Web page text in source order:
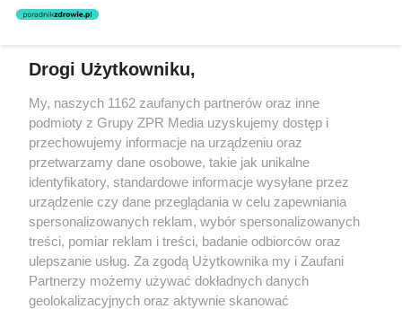
Drogi Użytkowniku,
My, naszych 1162 zaufanych partnerów oraz inne
podmioty z Grupy ZPR Media uzyskujemy dostęp i
przechowujemy informacje na urządzeniu oraz
przetwarzamy dane osobowe, takie jak unikalne
identyfikatory, standardowe informacje wysyłane przez
urządzenie czy dane przeglądania w celu zapewniania
spersonalizowanych reklam, wybór spersonalizowanych
treści, pomiar reklam i treści, badanie odbiorców oraz
ulepszanie usług. Za zgodą Użytkownika my i Zaufani
Partnerzy możemy używać dokładnych danych
geolokalizacyjnych oraz aktywnie skanować